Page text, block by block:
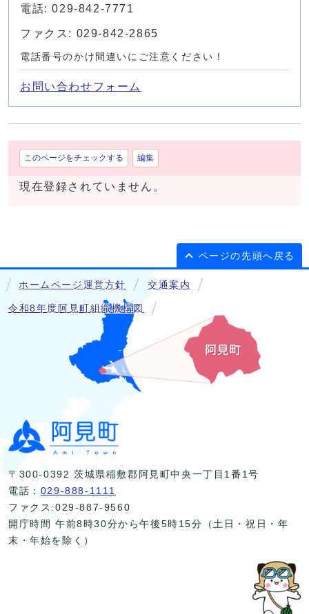
電話: 029-842-7771
ファクス: 029-842-2865
電話番号のかけ間違いにご注意ください！
お問い合わせフォーム
このページをチェックする 編集
現在登録されていません。
ページの先頭へ戻る
ホームページ運営方針 交通案内
令和8年度阿見町組織機構図
〒300-0392 茨城県稲敷郡阿見町中央一丁目1番1号
電話： 029-888-1111
ファクス:029-887-9560
開庁時間 午前8時30分から午後5時15分（土日・祝日・年
末・年始を除く）